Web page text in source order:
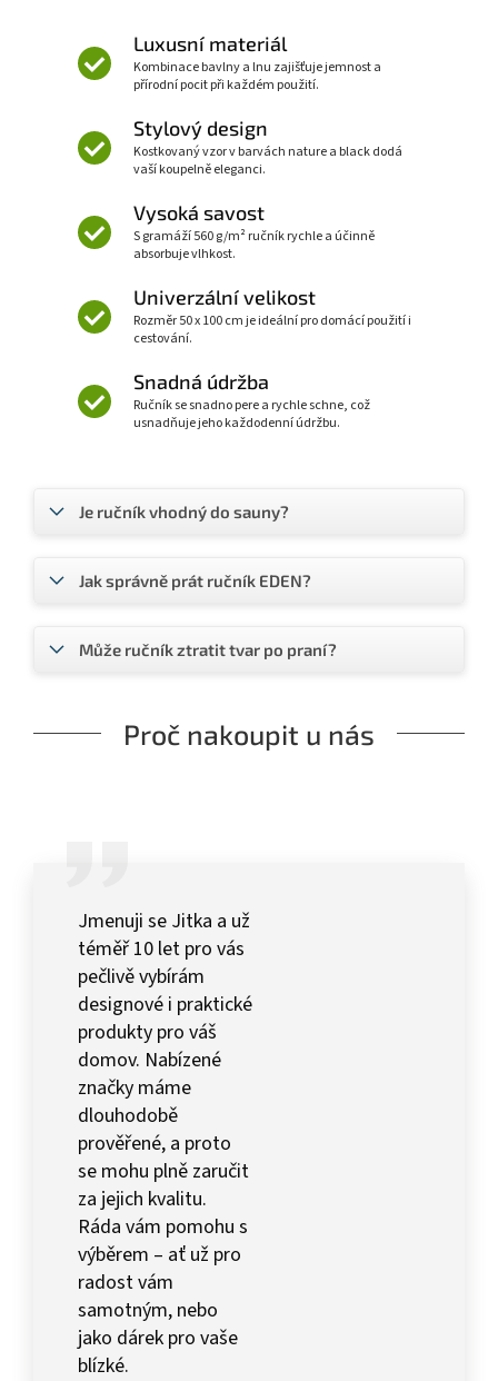
Luxusní materiál
Kombinace bavlny a lnu zajišťuje jemnost a
přírodní pocit při každém použití.
Stylový design
Kostkovaný vzor v barvách nature a black dodá
vaší koupelně eleganci.
Vysoká savost
S gramáží 560 g/m² ručník rychle a účinně
absorbuje vlhkost.
Univerzální velikost
Rozměr 50 x 100 cm je ideální pro domácí použití i
cestování.
Snadná údržba
Ručník se snadno pere a rychle schne, což
usnadňuje jeho každodenní údržbu.
Je ručník vhodný do sauny?
Jak správně prát ručník EDEN?
Může ručník ztratit tvar po praní?
Proč nakoupit u nás
Jmenuji se Jitka a už
téměř 10 let pro vás
pečlivě vybírám
designové i praktické
produkty pro váš
domov. Nabízené
značky máme
dlouhodobě
prověřené, a proto
se mohu plně zaručit
za jejich kvalitu.
Ráda vám pomohu s
výběrem – ať už pro
radost vám
samotným, nebo
jako dárek pro vaše
blízké.